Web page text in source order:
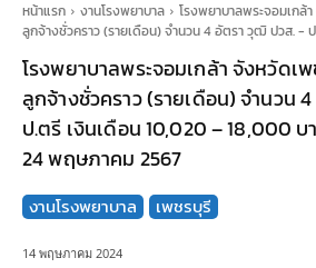
หน้าแรก งานโรงพยาบาล
โรงพยาบาลพระจอมเกล้
ลูกจ้างชั่วคราว (รายเดือน) จำนวน 4 อัตรา วุฒิ ปวส. - ป
โรงพยาบาลพระจอมเกล้า จังหวัดเ
ลูกจ้างชั่วคราว (รายเดือน) จำนวน
ป.ตรี เงินเดือน 10,020 – 18,000
24 พฤษภาคม 2567
งานโรงพยาบาล เพชรบุรี
14 พฤษภาคม 2024